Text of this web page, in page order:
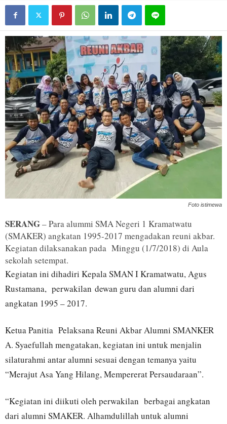
Foto istimewa
SERANG– Para alummi SMA Negeri 1 Kramatwatu
(SMAKER) angkatan 1995-2017 mengadakan reuni akbar.
Kegiatan dilaksanakan pada Minggu (1/7/2018) di Aula
sekolah setempat.
Kegiatan ini dihadiri Kepala SMAN I Kramatwatu, Agus
Rustamana, perwakilan dewan guru dan alumni dari
angkatan 1995 – 2017.
Ketua Panitia Pelaksana Reuni Akbar Alumni SMANKER
A. Syaefullah mengatakan, kegiatan ini untuk menjalin
silaturahmi antar alumni sesuai dengan temanya yaitu
“Merajut Asa Yang Hilang, Mempererat Persaudaraan”.
“Kegiatan ini diikuti oleh perwakilan berbagai angkatan
dari alumni SMAKER. Alhamdulillah untuk alumni